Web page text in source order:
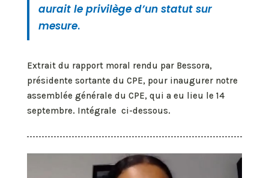
aurait le privilège d’un statut sur
mesure.
Extrait du rapport moral rendu par Bessora,
présidente sortante du CPE, pour inaugurer notre
assemblée générale du CPE, qui a eu lieu le 14
septembre. Intégrale ci-dessous.